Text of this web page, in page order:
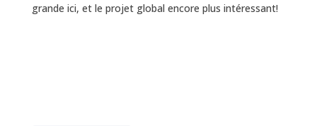
grande ici, et le projet global encore plus intéressant!